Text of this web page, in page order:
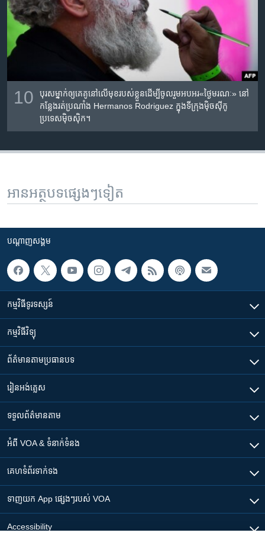
10
បុរស​ម្នាក់​ឲ្យ​គេ​គូ​នៅ​លើ​មុខ​របស់​ខ្លួន​ដើម្បី​ចូល​រួម​អបអរ​«ថ្ងៃ​មរណៈ» នៅ​
កន្លែង​រត់ប្រណាំង Hermanos Rodriguez ក្នុង​ទីក្រុង​ម៉ិចស៊ីកូ
ប្រទេស​ម៉ិចស៊ិក។
អានអត្ថបទផ្សេងៗទៀត
បណ្តាញ​សង្គម
កម្មវិធី​ទូរទស្សន៍
កម្មវិធី​វិទ្យុ
ព័ត៌មាន​តាមប្រធានបទ​
រៀន​​អង់គ្លេស
ទទួល​ព័ត៌មាន​តាម
អំពី​ VOA & ទំនាក់ទំនង
គេហទំព័រ​​ទាក់ទង
ទាញយក​ App ផ្សេងៗ​របស់​ VOA
Accessibility